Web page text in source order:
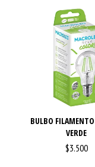
BULBO
VERDE
$3.500